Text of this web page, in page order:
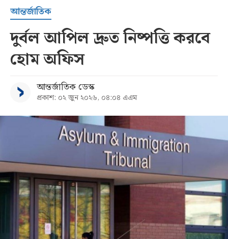
সর্বশেষ
বিভাগ
কনভার্টার
আন্তর্জাতিক
দুর্বল আপিল দ্রুত নিষ্পত্তি করবে
হোম অফিস
আন্তর্জাতিক ডেস্ক
প্রকাশ: ০২ জুন ২০২৬, ০৪:০৪ এএম